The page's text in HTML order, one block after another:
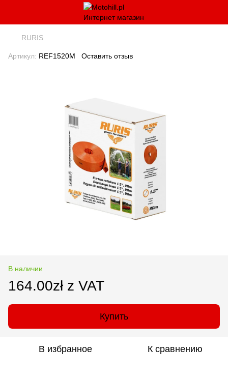
RURIS
Артикул: REF1520M Оставить отзыв
В наличии
164.00zł z VAT
Купить
В избранное К сравнению